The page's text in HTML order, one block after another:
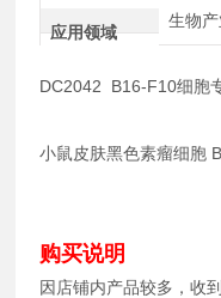
应用领域
生物产
DC2042 B16-F10细胞
小鼠皮肤黑色素瘤细胞
购买说明
因店铺内产品较多，收